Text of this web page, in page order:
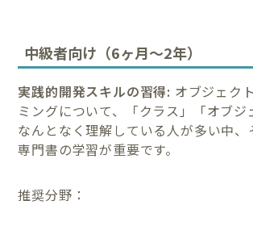
中級者向け（6ヶ月〜2年）
実践的開発スキルの習得: オブジェク
ミングについて、「クラス」「オブジ
なんとなく理解している人が多い中、
専門書の学習が重要です。
推奨分野：